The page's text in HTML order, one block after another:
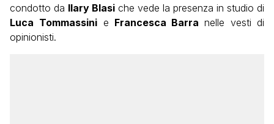
condotto da Ilary Blasi che vede la presenza in studio di
Luca Tommassini e Francesca Barra nelle vesti di
opinionisti.